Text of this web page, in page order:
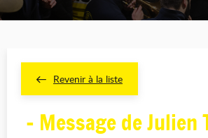
Revenir à la liste
- Message de Julien